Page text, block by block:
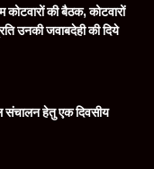
कोटवारों की बैठक, कोटवारों
उनकी जवाबदेही की दिये
हेतु एक दिवसीय